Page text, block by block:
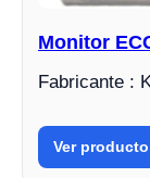
Monitor
Fabricante :
Ver producto